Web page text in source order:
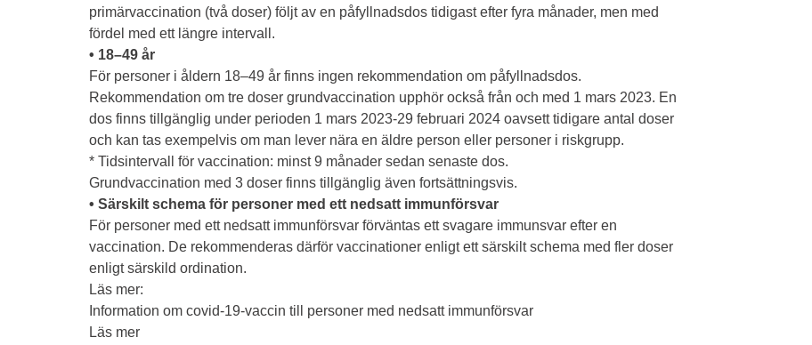
primärvaccination (två doser) följt av en påfyllnadsdos tidigast efter fyra månader, men med
fördel med ett längre intervall.
• 18–49 år
För personer i åldern 18–49 år finns ingen rekommendation om påfyllnadsdos.
Rekommendation om tre doser grundvaccination upphör också från och med 1 mars 2023. En
dos finns tillgänglig under perioden 1 mars 2023-29 februari 2024 oavsett tidigare antal doser
och kan tas exempelvis om man lever nära en äldre person eller personer i riskgrupp.
* Tidsintervall för vaccination: minst 9 månader sedan senaste dos.
Grundvaccination med 3 doser finns tillgänglig även fortsättningsvis.
• Särskilt schema för personer med ett nedsatt immunförsvar
För personer med ett nedsatt immunförsvar förväntas ett svagare immunsvar efter en
vaccination. De rekommenderas därför vaccinationer enligt ett särskilt schema med fler doser
enligt särskild ordination.
Läs mer:
Information om covid-19-vaccin till personer med nedsatt immunförsvar
Läs mer